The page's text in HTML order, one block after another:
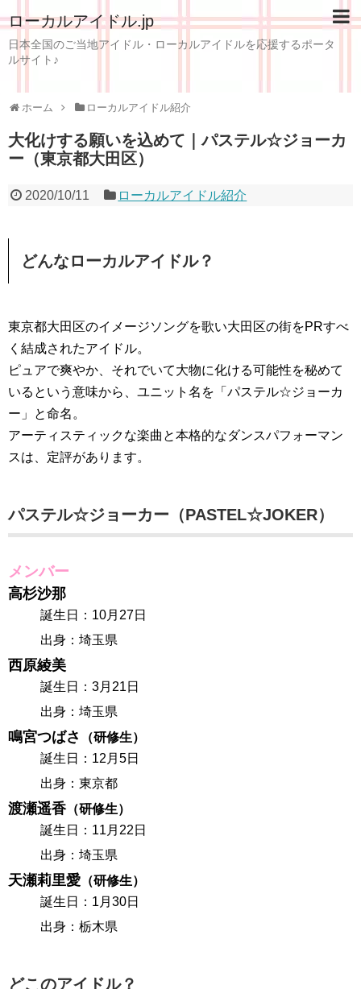
ローカルアイドル.jp
日本全国のご当地アイドル・ローカルアイドルを応援するポータ
ルサイト♪
ホーム ローカルアイドル紹介
大化けする願いを込めて｜パステル☆ジョーカ
ー（東京都大田区）
2020/10/11 ローカルアイドル紹介
どんなローカルアイドル？
東京都大田区のイメージソングを歌い大田区の街をPRすべ
く結成されたアイドル。
ピュアで爽やか、それでいて大物に化ける可能性を秘めて
いるという意味から、ユニット名を「パステル☆ジョーカ
ー」と命名。
アーティスティックな楽曲と本格的なダンスパフォーマン
スは、定評があります。
パステル☆ジョーカー（PASTEL☆JOKER）
メンバー
高杉沙那
誕生日：10月27日
出身：埼玉県
西原綾美
誕生日：3月21日
出身：埼玉県
鳴宮つばさ
（研修生）
誕生日：12月5日
出身：東京都
渡瀬遥香 （研修生）
誕生日：11月22日
出身：埼玉県
天瀬莉里愛 （研修生）
誕生日：1月30日
出身：栃木県
どこのアイドル？